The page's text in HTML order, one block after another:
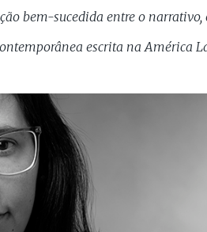
bem-sucedida entre o
escrita na América